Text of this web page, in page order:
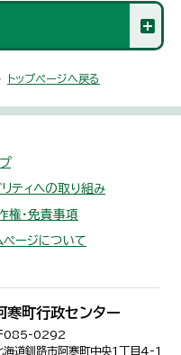
トップページへ戻る
ティへの取り組み
権・免責事項
ページについて
寒町行政センター
085-0292
海道釧路市阿寒町中央1丁目4-1